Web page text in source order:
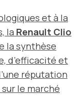
et à la
la Renault Clio
la synthèse
d’efficacité et
réputation
le marché